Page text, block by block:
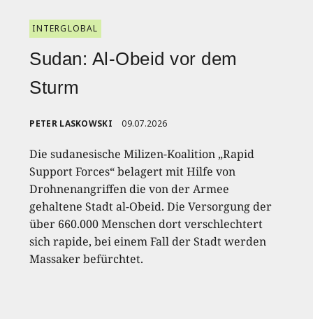
INTERGLOBAL
Sudan: Al-Obeid vor dem
Sturm
PETER LASKOWSKI 09.07.2026
Die sudanesische Milizen-Koalition „Rapid
Support Forces“ belagert mit Hilfe von
Drohnenangriffen die von der Armee
gehaltene Stadt al-Obeid. Die Versorgung der
über 660.000 Menschen dort verschlechtert
sich rapide, bei einem Fall der Stadt werden
Massaker befürchtet.